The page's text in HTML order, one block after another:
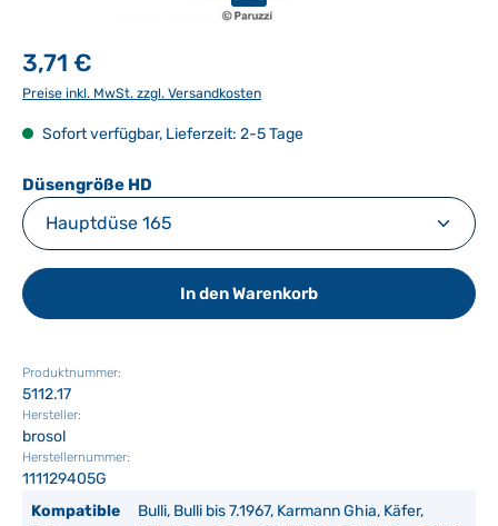
3,71 €
Preise inkl. MwSt. zzgl. Versandkosten
Sofort verfügbar, Lieferzeit: 2-5 Tage
Düsengröße HD
In den Warenkorb
Produktnummer:
5112.17
Hersteller:
brosol
Herstellernummer:
111129405G
Kompatible
Bulli, Bulli bis 7.1967, Karmann Ghia, Käfer,